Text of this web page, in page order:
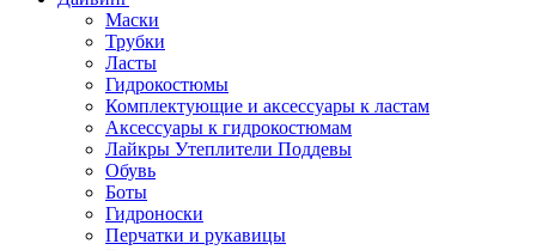
Маски
Трубки
Ласты
Гидрокостюмы
Комплектующие и аксессуары к ластам
Аксессуары к гидрокостюмам
Лайкры Утеплители Поддевы
Обувь
Боты
Гидроноски
Перчатки и рукавицы